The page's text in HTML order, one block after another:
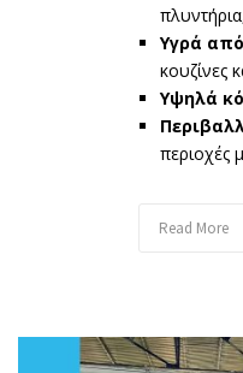
Υγρά
κουζίνες
Υψηλά
περιοχές
Read More